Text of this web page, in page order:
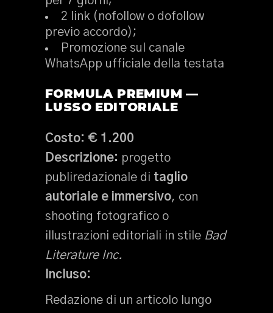
2 link (nofollow o dofollow
previo accordo);
Promozione sul canale
WhatsApp ufficiale della testata
FORMULA PREMIUM —
LUSSO EDITORIALE
Costo: € 1.200
Descrizione: progetto
publiredazionale di taglio
autoriale e immersivo, con
shooting fotografico o
illustrazioni editoriali in stile Bad
Literature Inc.
Incluso:
Redazione di un articolo lungo